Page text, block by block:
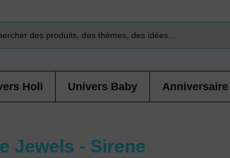
Holi Univers Baby Anniversaire
Jewels - Sirene